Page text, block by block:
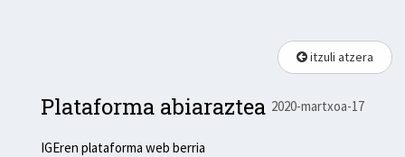
itzuli atzera
2020-martxoa-17
Plataforma abiaraztea
IGEren plataforma web berria